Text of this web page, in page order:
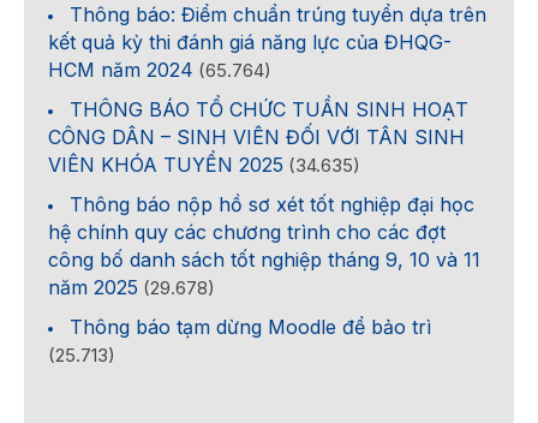
Thông báo: Điểm chuẩn trúng tuyển dựa trên
kết quả kỳ thi đánh giá năng lực của ĐHQG-
HCM năm 2024 (65.764)
THÔNG BÁO TỔ CHỨC TUẦN SINH HOẠT
CÔNG DÂN – SINH VIÊN ĐỐI VỚI TÂN SINH
VIÊN KHÓA TUYỂN 2025 (34.635)
Thông báo nộp hồ sơ xét tốt nghiệp đại học
hệ chính quy các chương trình cho các đợt
công bố danh sách tốt nghiệp tháng 9, 10 và 11
năm 2025 (29.678)
Thông báo tạm dừng Moodle để bảo trì
(25.713)